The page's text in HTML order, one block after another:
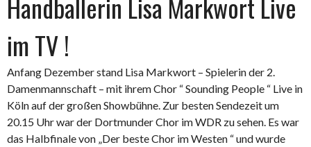
Handballabteilung“
im TV !
Anfang Dezember stand Lisa Markwort – Spielerin der 2.
Damenmannschaft – mit ihrem Chor “ Sounding People “ Live in
Köln auf der großen Showbühne. Zur besten Sendezeit um
20.15 Uhr war der Dortmunder Chor im WDR zu sehen. Es war
das Halbfinale von „Der beste Chor im Westen “ und wurde